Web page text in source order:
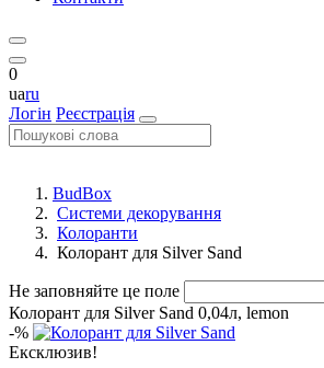
0
uaru
Логін Реєстрація
BudBox
Системи декорування
Колоранти
Колорант для Silver Sand
Не заповняйте це поле
Колорант для Silver Sand 0,04л, lemon
-%
Ексклюзив!